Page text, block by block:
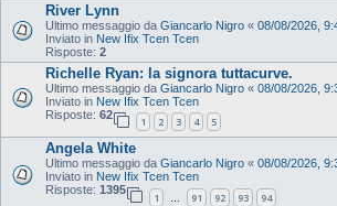
River Lynn
Ultimo messaggio da Giancarlo Nigro « 08/08/2026,
Inviato in New Ifix Tcen Tcen
Risposte: 2
Richelle Ryan: la signora tuttacurve.
Ultimo messaggio da Giancarlo Nigro « 08/08/2026,
Inviato in New Ifix Tcen Tcen
Risposte: 62
1 2 3 4 5
Angela White
Ultimo messaggio da Giancarlo Nigro « 08/08/2026,
Inviato in New Ifix Tcen Tcen
Risposte: 1395
1 … 91 92 93 94